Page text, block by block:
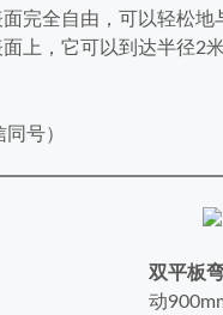
完全自由，可以轻松
上，它可以到达半径2
号）
双平板
动